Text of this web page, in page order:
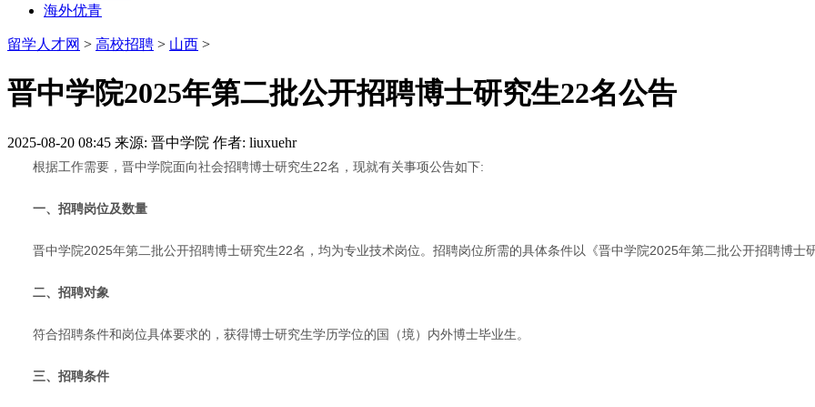
海外优青
留学人才网 > 高校招聘 > 山西 >
晋中学院2025年第二批公开招聘博士研究生22名公告
2025-08-20 08:45 来源: 晋中学院 作者: liuxuehr
根据工作需要，晋中学院面向社会招聘博士研究生22名，现就有关事项公告如下:
一、招聘岗位及数量
晋中学院2025年第二批公开招聘博士研究生22名，均为专业技术岗位。招聘岗位所需的具体条件以《晋中学院2025年第二批公开招聘博士
二、招聘对象
符合招聘条件和岗位具体要求的，获得博士研究生学历学位的国（境）内外博士毕业生。
三、招聘条件